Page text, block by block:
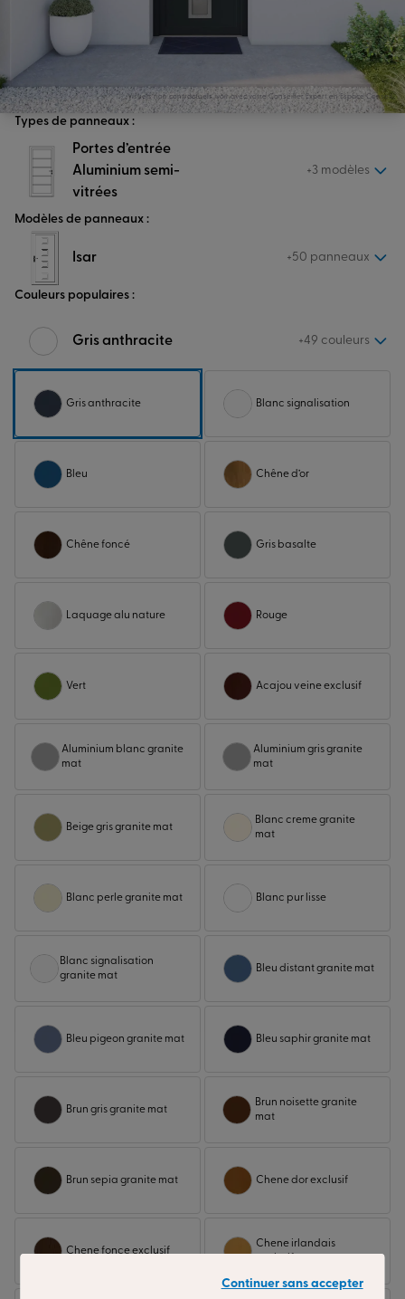
Visuels non contractuels, voir avec votre Conseiller Expert en Espace Conseil.
Types de panneaux :
Portes d’entrée
Aluminium semi-
vitrées
+3 modèles
Modèles de panneaux :
Isar +50 panneaux
Couleurs populaires :
Gris anthracite +49 couleurs
Gris anthracite Blanc signalisation
Bleu Chêne d’or
Chêne foncé Gris basalte
Laquage alu nature Rouge
Vert Acajou veine exclusif
Aluminium blanc granite
mat
Aluminium gris granite
mat
Beige gris granite mat
Blanc creme granite
mat
Blanc perle granite mat Blanc pur lisse
Blanc signalisation
granite mat
Bleu distant granite mat
Bleu pigeon granite mat Bleu saphir granite mat
Brun gris granite mat
Brun noisette granite
mat
Brun sepia granite mat Chene dor exclusif
Chene fonce exclusif
Chene irlandais
Continuer sans accepter